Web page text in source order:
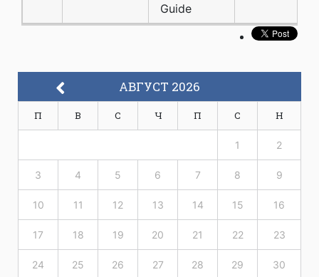
Guide
АВГУСТ 2026
П В С Ч П С Н
1 2
3 4 5 6 7 8 9
10 11 12 13 14 15 16
17 18 19 20 21 22 23
24 25 26 27 28 29 30